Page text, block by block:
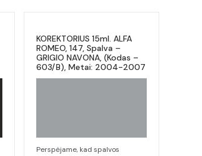
KOREKTORIUS 15ml. ALFA
ROMEO, 147, Spalva –
GRIGIO NAVONA, (Kodas –
603/B), Metai: 2004-2007
Perspėjame, kad spalvos